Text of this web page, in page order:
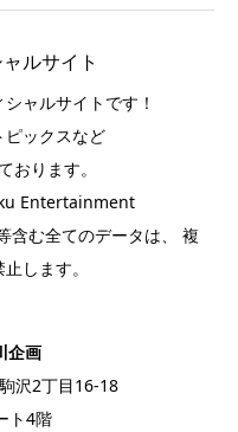
ャルサイトです！
ピックスなど
おります。
Entertainment
含む全てのデータは、 複
します。
企画
沢2丁目16-18
ト4階